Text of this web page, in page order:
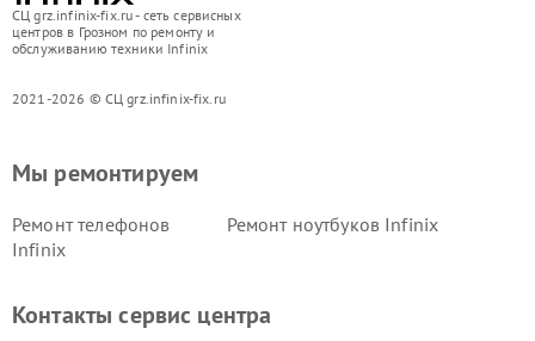
СЦ grz.infinix-fix.ru - сеть сервисных
центров в Грозном по ремонту и
обслуживанию техники Infinix
2021-2026 © СЦ grz.infinix-fix.ru
Мы ремонтируем
Ремонт телефонов
Infinix
Ремонт ноутбуков Infinix
Контакты сервис центра